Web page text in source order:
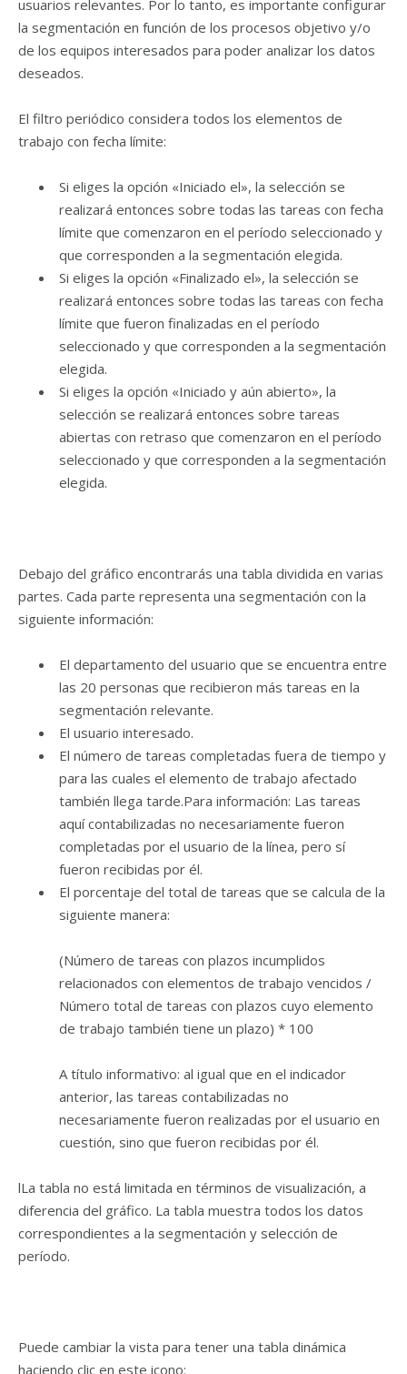
usuarios relevantes. Por lo tanto, es importante configurar
la segmentación en función de los procesos objetivo y/o
de los equipos interesados ​​para poder analizar los datos
deseados.
El filtro periódico considera todos los elementos de
trabajo con fecha límite:
Si eliges la opción «Iniciado el», la selección se
realizará entonces sobre todas las tareas con fecha
límite que comenzaron en el período seleccionado y
que corresponden a la segmentación elegida.
Si eliges la opción «Finalizado el», la selección se
realizará entonces sobre todas las tareas con fecha
límite que fueron finalizadas en el período
seleccionado y que corresponden a la segmentación
elegida.
Si eliges la opción «Iniciado y aún abierto», la
selección se realizará entonces sobre tareas
abiertas con retraso que comenzaron en el período
seleccionado y que corresponden a la segmentación
elegida.
Debajo del gráfico encontrarás una tabla dividida en varias
partes. Cada parte representa una segmentación con la
siguiente información:
El departamento del usuario que se encuentra entre
las 20 personas que recibieron más tareas en la
segmentación relevante.
El usuario interesado.
El número de tareas completadas fuera de tiempo y
para las cuales el elemento de trabajo afectado
también llega tarde.Para información: Las tareas
aquí contabilizadas no necesariamente fueron
completadas por el usuario de la línea, pero sí
fueron recibidas por él.
El porcentaje del total de tareas que se calcula de la
siguiente manera:
(Número de tareas con plazos incumplidos
relacionados con elementos de trabajo vencidos /
Número total de tareas con plazos cuyo elemento
de trabajo también tiene un plazo) * 100
A título informativo: al igual que en el indicador
anterior, las tareas contabilizadas no
necesariamente fueron realizadas por el usuario en
cuestión, sino que fueron recibidas por él.
lLa tabla no está limitada en términos de visualización, a
diferencia del gráfico. La tabla muestra todos los datos
correspondientes a la segmentación y selección de
período.
Puede cambiar la vista para tener una tabla dinámica
haciendo clic en este icono: